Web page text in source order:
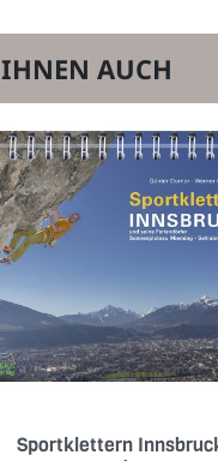
AUCH
 Vorschau
Sportklettern